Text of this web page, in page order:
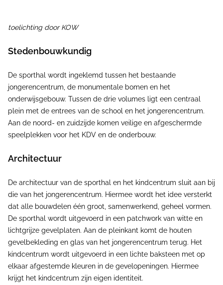
toelichting door KOW
Stedenbouwkundig
De sporthal wordt ingeklemd tussen het bestaande
jongerencentrum, de monumentale bomen en het
onderwijsgebouw. Tussen de drie volumes ligt een centraal
plein met de entrees van de school en het jongerencentrum.
Aan de noord- en zuidzijde komen veilige en afgeschermde
speelplekken voor het KDV en de onderbouw.
Architectuur
De architectuur van de sporthal en het kindcentrum sluit aan bij
die van het jongerencentrum. Hiermee wordt het idee versterkt
dat alle bouwdelen één groot, samenwerkend, geheel vormen.
De sporthal wordt uitgevoerd in een patchwork van witte en
lichtgrijze gevelplaten. Aan de pleinkant komt de houten
gevelbekleding en glas van het jongerencentrum terug. Het
kindcentrum wordt uitgevoerd in een lichte baksteen met op
elkaar afgestemde kleuren in de gevelopeningen. Hiermee
krijgt het kindcentrum zijn eigen identiteit.